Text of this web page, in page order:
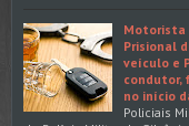
Motorista
Prisional
veículo e
condutor,
no início
Policiais